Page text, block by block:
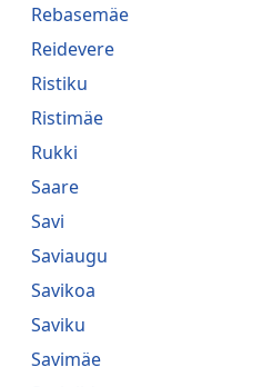
Rebasemäe
Reidevere
Ristiku
Ristimäe
Rukki
Saare
Savi
Saviaugu
Savikoa
Saviku
Savimäe